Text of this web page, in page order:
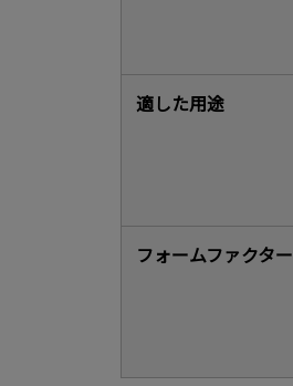
適した用途
フォームファクター